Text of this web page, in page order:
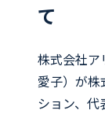
て
株式会社ア
愛子）が
ション、